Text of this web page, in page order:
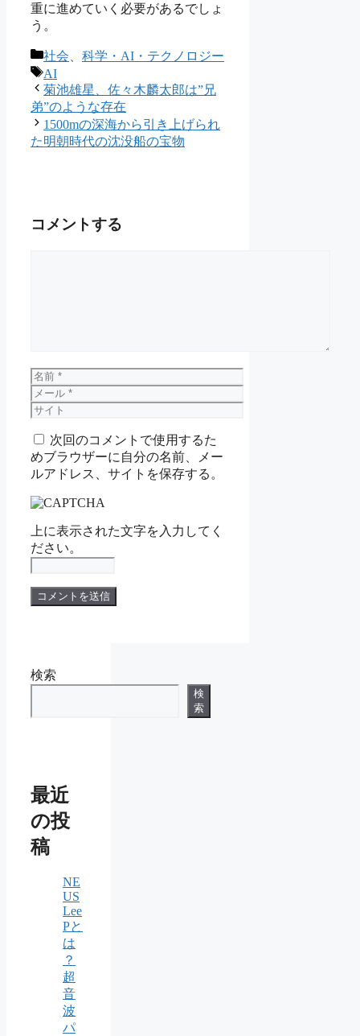
重に進めていく必要があるでしょ
う。
カ
テ
ゴ
リ
ー
社会
科学・AI・テクノロジー
タ
グ
AI
菊池雄星、佐々木麟太郎は”兄
弟”のような存在
1500mの深海から引き上げられ
た明朝時代の沈没船の宝物
コメントする
名
前
メ
ー
サ
ト 次回のコメントで使用するた
めブラウザーに自分の名前、メー
ルアドレス、サイトを保存する。
上に表示された文字を入力してく
ださい。
検索
検
索
最近
の投
稿
NE
US
Lee
Pと
は
？
超
音
波
パ